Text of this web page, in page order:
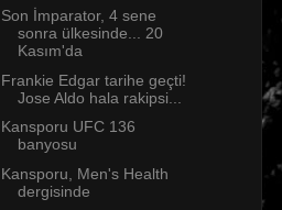
Son İmparator, 4 sene
sonra ülkesinde... 20
Kasım'da
Frankie Edgar tarihe geçti!
Jose Aldo hala rakipsi...
Kansporu UFC 136
banyosu
Kansporu, Men's Health
dergisinde